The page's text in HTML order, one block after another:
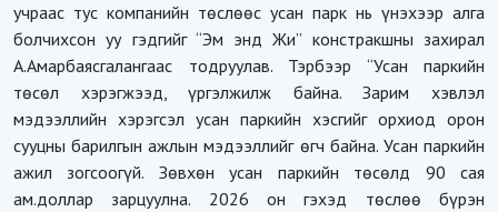
учраас тус компанийн төслөөс усан парк нь үнэхээр алга
болчихсон уу гэдгийг “Эм энд Жи” констракшны захирал
А.Амарбаясгалангаас тодруулав. Тэрбээр “Усан паркийн
төсөл хэрэгжээд, үргэлжилж байна. Зарим хэвлэл
мэдээллийн хэрэгсэл усан паркийн хэсгийг орхиод орон
сууцны барилгын ажлын мэдээллийг өгч байна. Усан паркийн
ажил зогсоогүй. Зөвхөн усан паркийн төсөлд 90 сая
ам.доллар зарцуулна. 2026 он гэхэд төслөө бүрэн